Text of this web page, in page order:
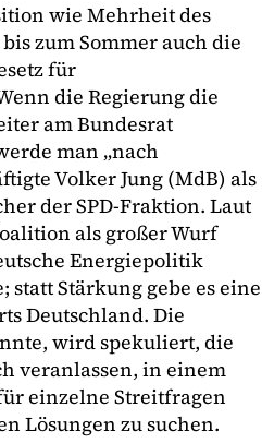
wie Mehrheit des
zum Sommer auch die
für
die Regierung die
am Bundesrat
man „nach
Volker Jung (MdB) als
der SPD-Fraktion. Laut
als großer Wurf
Energiepolitik
statt Stärkung gebe es eine
Deutschland. Die
wird spekuliert, die
veranlassen, in einem
einzelne Streitfragen
Lösungen zu suchen.